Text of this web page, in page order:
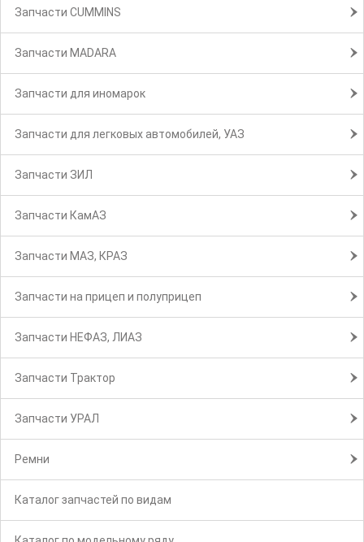
Запчасти CUMMINS
Запчасти MADARA
Запчасти для иномарок
Запчасти для легковых автомобилей, УАЗ
Запчасти ЗИЛ
Запчасти КамАЗ
Запчасти МАЗ, КРАЗ
Запчасти на прицеп и полуприцеп
Запчасти НЕФАЗ, ЛИАЗ
Запчасти Трактор
Запчасти УРАЛ
Ремни
Каталог запчастей по видам